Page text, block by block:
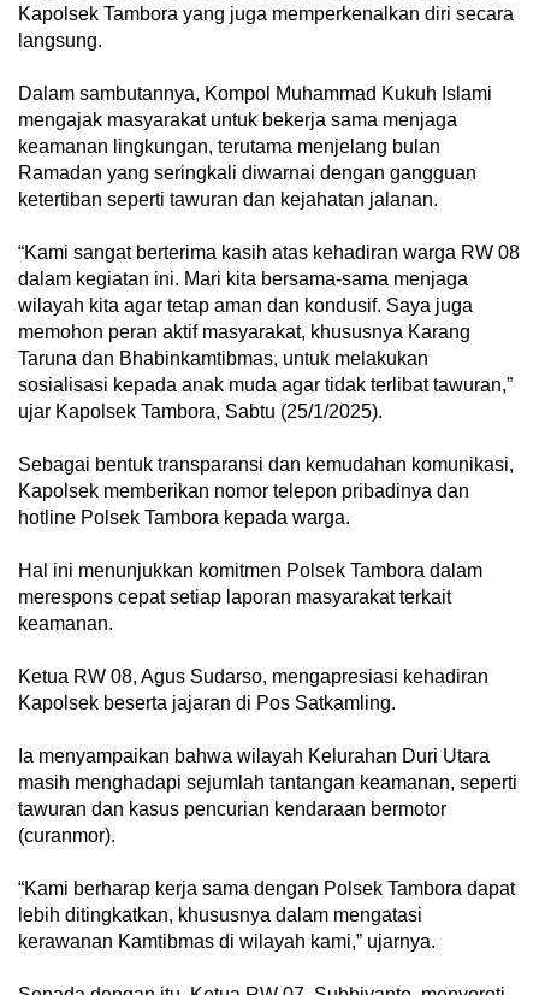
Kapolsek Tambora yang juga memperkenalkan diri secara
langsung.
Dalam sambutannya, Kompol Muhammad Kukuh Islami
mengajak masyarakat untuk bekerja sama menjaga
keamanan lingkungan, terutama menjelang bulan
Ramadan yang seringkali diwarnai dengan gangguan
ketertiban seperti tawuran dan kejahatan jalanan.
“Kami sangat berterima kasih atas kehadiran warga RW 08
dalam kegiatan ini. Mari kita bersama-sama menjaga
wilayah kita agar tetap aman dan kondusif. Saya juga
memohon peran aktif masyarakat, khususnya Karang
Taruna dan Bhabinkamtibmas, untuk melakukan
sosialisasi kepada anak muda agar tidak terlibat tawuran,”
ujar Kapolsek Tambora, Sabtu (25/1/2025).
Sebagai bentuk transparansi dan kemudahan komunikasi,
Kapolsek memberikan nomor telepon pribadinya dan
hotline Polsek Tambora kepada warga.
Hal ini menunjukkan komitmen Polsek Tambora dalam
merespons cepat setiap laporan masyarakat terkait
keamanan.
Ketua RW 08, Agus Sudarso, mengapresiasi kehadiran
Kapolsek beserta jajaran di Pos Satkamling.
Ia menyampaikan bahwa wilayah Kelurahan Duri Utara
masih menghadapi sejumlah tantangan keamanan, seperti
tawuran dan kasus pencurian kendaraan bermotor
(curanmor).
“Kami berharap kerja sama dengan Polsek Tambora dapat
lebih ditingkatkan, khususnya dalam mengatasi
kerawanan Kamtibmas di wilayah kami,” ujarnya.